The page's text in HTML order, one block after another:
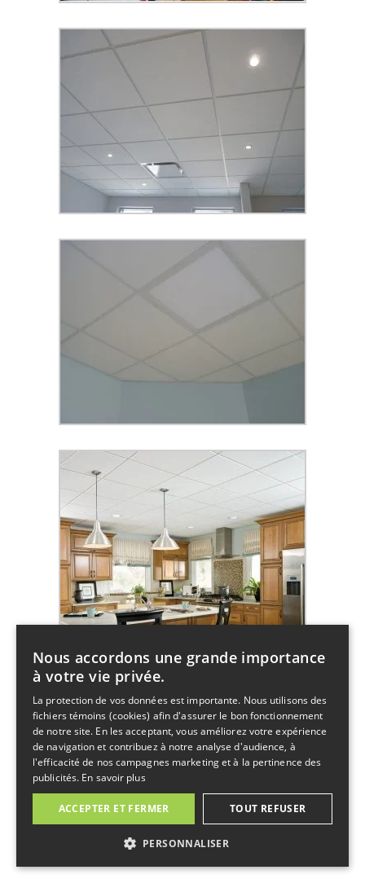
Nous accordons une grande importance
à votre vie privée.
La protection de vos données est importante. Nous utilisons des
fichiers témoins (cookies) afin d'assurer le bon fonctionnement
de notre site. En les acceptant, vous améliorez votre expérience
de navigation et contribuez à notre analyse d'audience, à
l'efficacité de nos campagnes marketing et à la pertinence des
publicités. En savoir plus
ACCEPTER ET FERMER TOUT REFUSER
PERSONNALISER